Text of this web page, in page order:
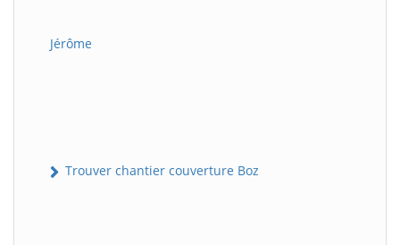
Jérôme
Trouver chantier couverture Boz